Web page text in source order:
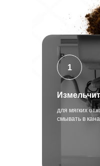
1
для мягких
смывать в